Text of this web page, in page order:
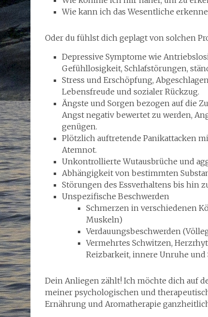
Wie kann ich das Wesentliche
Oder du fühlst dich geplagt von solchen
Depressive Symptome wie
Gefühllosigkeit, Schlafstörungen,
Stress und Erschöpfung,
Lebensfreude und sozialer Rückzug.
Ängste und Sorgen bezogen auf die
Angst negativ bewertet zu werden,
genügen.
Plötzlich auftretende Panikattacken
Atemnot.
Unkontrollierte Wutausbrüche und
Abhängigkeit von bestimmten
Störungen des Essverhaltens bis hin
Unspezifische Beschwerden
Schmerzen in verschiedenen
Muskeln)
Verdauungsbeschwerden
Vermehrtes Schwitzen,
Reizbarkeit, innere Unruhe
Dein Anliegen zählt! Ich möchte dich auf
meiner psychologischen und
Ernährung und Aromatherapie